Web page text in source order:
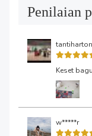
Penilaian
Keset
w*****r